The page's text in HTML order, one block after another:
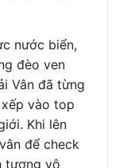
nước biển,
đèo ven
Vân đã từng
vào top
Khi lên
để check
tượng vô